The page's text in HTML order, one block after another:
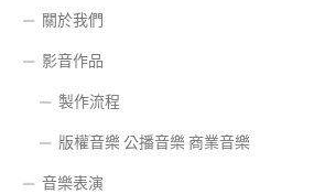
關於我們
影音作品
製作流程
版權音樂 公播音樂 商業音樂
音樂表演